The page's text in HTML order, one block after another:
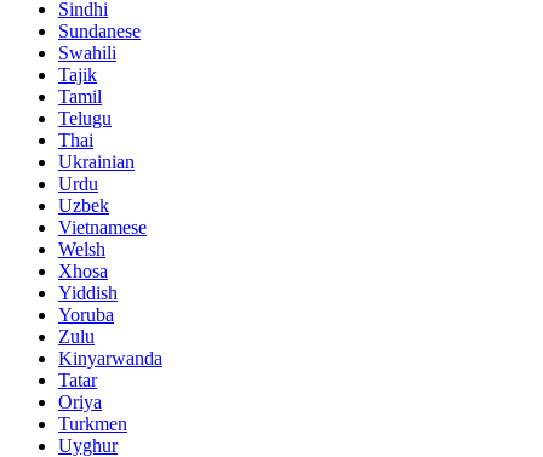
Sindhi
Sundanese
Swahili
Tajik
Tamil
Telugu
Thai
Ukrainian
Urdu
Uzbek
Vietnamese
Welsh
Xhosa
Yiddish
Yoruba
Zulu
Kinyarwanda
Tatar
Oriya
Turkmen
Uyghur